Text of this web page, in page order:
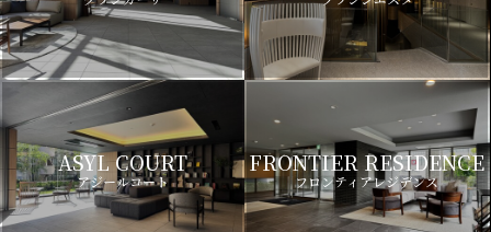
ASYL COURT
アジールコート
FRONTIER RESIDENCE
フロンティアレジデンス